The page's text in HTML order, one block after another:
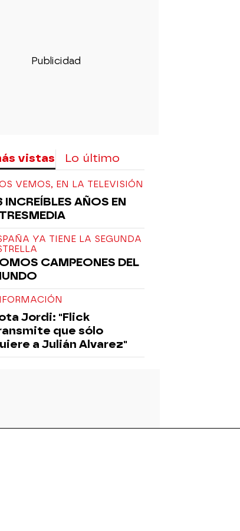
vistas Lo último
VEMOS, EN LA TELEVISIÓN
INCREÍBLES AÑOS EN
YA TIENE LA SEGUNDA
CAMPEONES DEL
Jordi: "Flick
que sólo
a Julián Alvarez"